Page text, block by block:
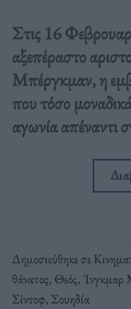
Στις 16
αξεπέραστο
Μπέργκμαν, η
που τόσο
αγωνία απέναντι
Δημοσιεύθηκε σε
θάνατος, Θεός,Ίνγκμαρ
Σίντοφ, Σουηδία